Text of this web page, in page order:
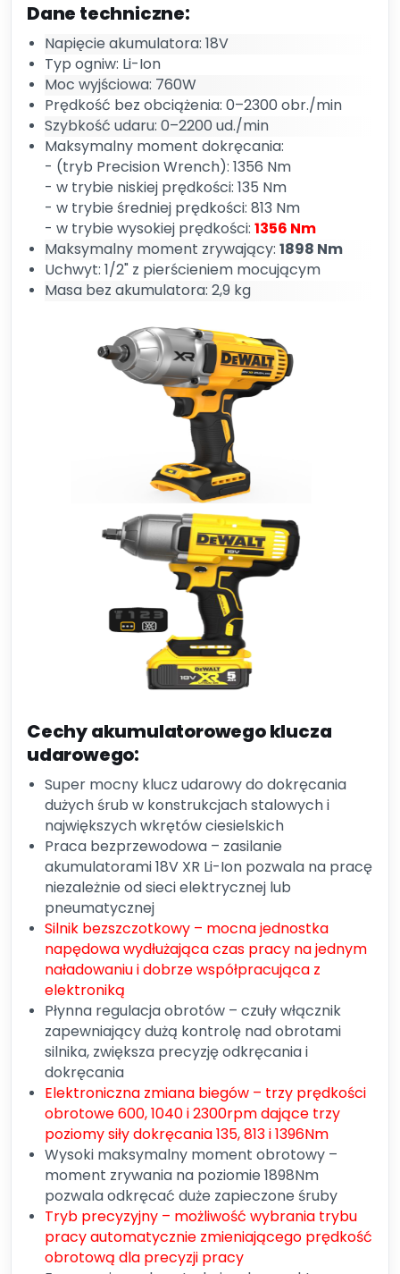
Dane techniczne:
Napięcie akumulatora: 18V
Typ ogniw: Li-Ion
Moc wyjściowa: 760W
Prędkość bez obciążenia: 0–2300 obr./min
Szybkość udaru: 0–2200 ud./min
Maksymalny moment dokręcania:
- (tryb Precision Wrench): 1356 Nm
- w trybie niskiej prędkości: 135 Nm
- w trybie średniej prędkości: 813 Nm
- w trybie wysokiej prędkości: 1356 Nm
Maksymalny moment zrywający: 1898 Nm
Uchwyt: 1/2" z pierścieniem mocującym
Masa bez akumulatora: 2,9 kg
Cechy akumulatorowego klucza
udarowego:
Super mocny klucz udarowy do dokręcania
dużych śrub w konstrukcjach stalowych i
największych wkrętów ciesielskich
Praca bezprzewodowa – zasilanie
akumulatorami 18V XR Li-Ion pozwala na pracę
niezależnie od sieci elektrycznej lub
pneumatycznej
Silnik bezszczotkowy – mocna jednostka
napędowa wydłużająca czas pracy na jednym
naładowaniu i dobrze współpracująca z
elektroniką
Płynna regulacja obrotów – czuły włącznik
zapewniający dużą kontrolę nad obrotami
silnika, zwiększa precyzję odkręcania i
dokręcania
Elektroniczna zmiana biegów – trzy prędkości
obrotowe 600, 1040 i 2300rpm dające trzy
poziomy siły dokręcania 135, 813 i 1396Nm
Wysoki maksymalny moment obrotowy –
moment zrywania na poziomie 1898Nm
pozwala odkręcać duże zapieczone śruby
Tryb precyzyjny – możliwość wybrania trybu
pracy automatycznie zmieniającego prędkość
obrotową dla precyzji pracy